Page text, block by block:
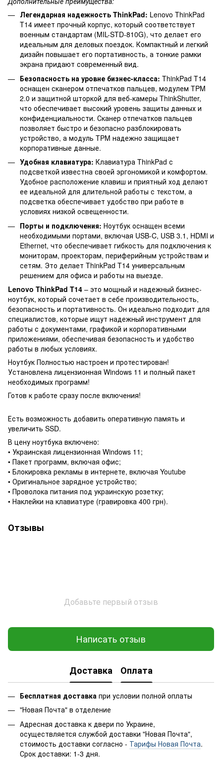
Легендарная надежность ThinkPad: Lenovo ThinkPad
T14 имеет прочный корпус, который соответствует
военным стандартам (MIL-STD-810G), что делает его
идеальным для деловых поездок. Компактный и легкий
дизайн повышает его портативность, а тонкие рамки
экрана придают современный вид.
Безопасность на уровне бизнес-класса: ThinkPad T14
оснащен сканером отпечатков пальцев, модулем TPM
2.0 и защитной шторкой для веб-камеры ThinkShutter,
что обеспечивает высокий уровень защиты данных и
конфиденциальности. Сканер отпечатков пальцев
позволяет быстро и безопасно разблокировать
устройство, а модуль TPM надежно защищает
корпоративные данные.
Удобная клавиатура: Клавиатура ThinkPad с
подсветкой известна своей эргономикой и комфортом.
Удобное расположение клавиш и приятный ход делают
ее идеальной для длительной работы с текстом, а
подсветка обеспечивает удобство при работе в
условиях низкой освещенности.
Порты и подключения: Ноутбук оснащен всеми
необходимыми портами, включая USB-C, USB 3.1, HDMI и
Ethernet, что обеспечивает гибкость для подключения к
мониторам, проекторам, периферийным устройствам и
сетям. Это делает ThinkPad T14 универсальным
решением для офиса и работы на выезде.
Lenovo ThinkPad T14 – это мощный и надежный бизнес-
ноутбук, который сочетает в себе производительность,
безопасность и портативность. Он идеально подходит для
специалистов, которые ищут надежный инструмент для
работы с документами, графикой и корпоративными
приложениями, обеспечивая безопасность и удобство
работы в любых условиях.
Ноутбук Полностью настроен и протестирован!
Установлена ​​лицензионная Windows 11 и полный пакет
необходимых программ!
Готов к работе сразу после включения!
Есть возможность добавить оперативную память и
увеличить SSD.
В цену ноутбука включено:
• Украинская лицензионная Windows 11;
• Пакет программ, включая офис;
• Блокировка рекламы в интернете, включая Youtube
• Оригинальное зарядное устройство;
• Проволока питания под украинскую розетку;
• Наклейки на клавиатуре (гравировка 400 грн).
Отзывы
Добавьте первый отзыв
Написать отзыв
Доставка Оплата
Бесплатная доставка при условии полной оплаты
"Новая Почта" в отделение
Адресная доставка к двери по Украине,
осуществляется службой доставки "Новая Почта",
стоимость доставки согласно - Тарифы Новая Почта.
Срок доставки: 1-3 дня.